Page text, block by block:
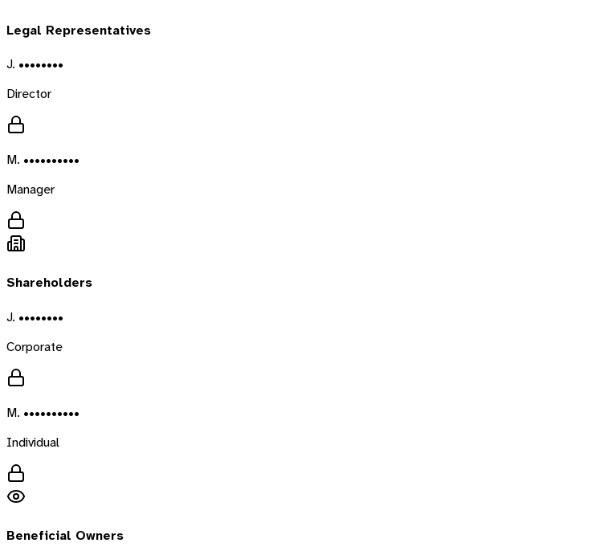
Legal Representatives
J. ••••••••
Director
M. ••••••••••
Manager
Shareholders
J. ••••••••
Corporate
M. ••••••••••
Individual
Beneficial Owners